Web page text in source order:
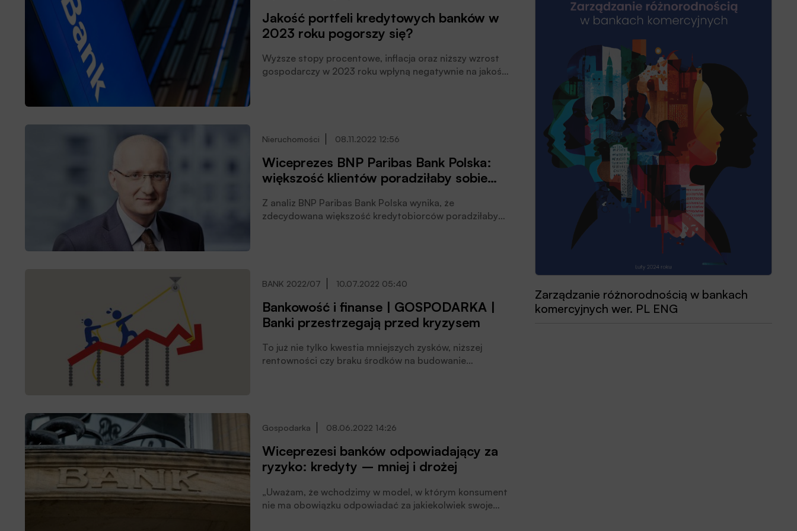
ryzykiem i kapitałem w bankach” pod egidą
Europejskiego Kongresu Finansowego.
Jakość portfeli kredytowych banków w
2023 roku pogorszy się?
Wyższe stopy procentowe, inflacja oraz niższy wzrost
gospodarczy w 2023 roku wpłyną negatywnie na jakość
Nieruchomości 08.11.2022 12:56
Wiceprezes BNP Paribas Bank Polska:
większość klientów poradziłaby sobie
Z analiz BNP Paribas Bank Polska wynika, że
zdecydowana większość kredytobiorców poradziłaby
BANK 2022/07 10.07.2022 05:40
Bankowość i finanse | GOSPODARKA |
Banki przestrzegają przed kryzysem
To już nie tylko kwestia mniejszych zysków, niższej
rentowności czy braku środków na budowanie
i wyłącznie nasz kryzys, pracowicie przez lata hodowany
Gospodarka 08.06.2022 14:26
Wiceprezesi banków odpowiadający za
ryzyko: kredyty – mniej i drożej
„Uważam, że wchodzimy w model, w którym konsument
nie ma obowiązku odpowiadać za jakiekolwiek swoje
Zarządzanie różnorodnością w bankach
komercyjnych wer. PL ENG
Przewodnik dobrych praktyk 2025